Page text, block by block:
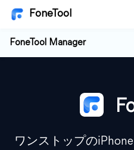
FoneTool
FoneTool Manager
ワンストップの